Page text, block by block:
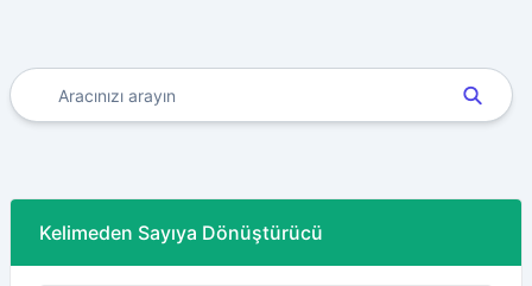
Kelimeden Sayıya Dönüştürücü